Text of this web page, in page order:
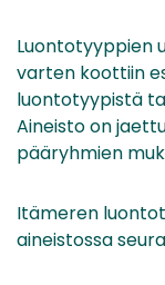
Luontotyyppien
varten koottiin
luontotyypistä
Aineisto on
pääryhmien
Itämeren
aineistossa